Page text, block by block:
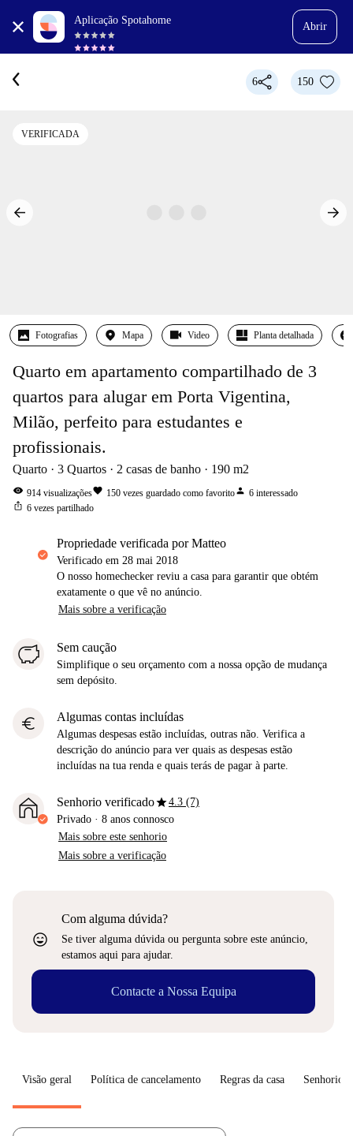
Aplicação Spotahome
Abrir
6 150
VERIFICADA
Fotografias Mapa Video Planta detalhada
Quarto em apartamento compartilhado de 3
quartos para alugar em Porta Vigentina,
Milão, perfeito para estudantes e
profissionais.
Quarto 3 Quartos 2 casas de banho 190 m2
visibility 914 visualizaçõesfavorite 150 vezes guardado como favoritoperson 6 interessado
ios_share 6 vezes partilhado
propriedade verificada por Matteo
Verificado em 28 mai 2018
O nosso homechecker reviu a casa para garantir que obtém
exatamente o que vê no anúncio.
Mais sobre a verificação
Sem caução
Simplifique o seu orçamento com a nossa opção de mudança
sem depósito.
euro Algumas contas incluídas
Algumas despesas estão incluídas, outras não. Verifica a
descrição do anúncio para ver quais as despesas estão
incluídas na tua renda e quais terás de pagar à parte.
Senhorio verificadostar4.3 (7)
Privado · 8 anos connosco
Mais sobre este senhorio
Mais sobre a verificação
sentiment_very_satisfied
Com alguma dúvida?
Se tiver alguma dúvida ou pergunta sobre este anúncio,
estamos aqui para ajudar.
Contacte a Nossa Equipa
Visão geral Política de cancelamento Regras da casa Senhorio